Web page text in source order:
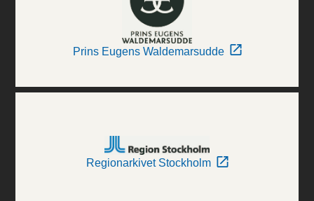
Prins Eugens Waldemarsudde
Regionarkivet Stockholm